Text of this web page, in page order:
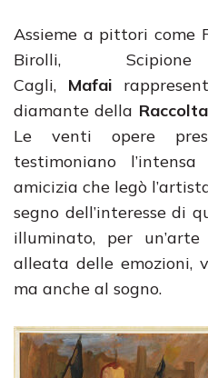
Assieme a pittori come
Birolli,
Cagli, Mafai
diamante della
Le venti opere
testimoniano
amicizia che legò
segno dell’interesse di
illuminato, per
alleata delle emozioni,
ma anche al sogno.